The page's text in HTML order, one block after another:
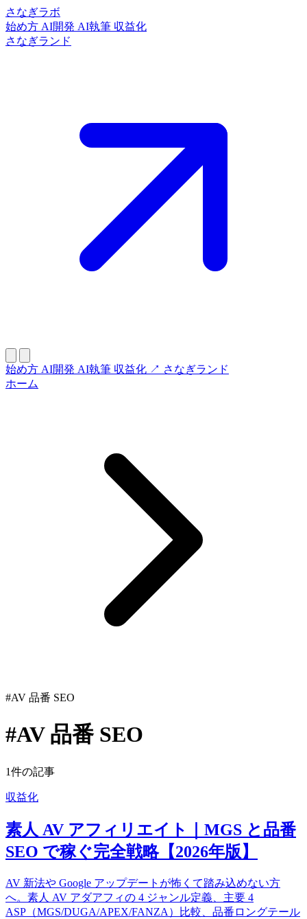
さなぎラボ
始め方 AI開発 AI執筆 収益化
さなぎランド
始め方 AI開発 AI執筆 収益化 ↗ さなぎランド
ホーム
#AV 品番 SEO
#AV 品番 SEO
1件の記事
収益化
素人 AV アフィリエイト｜MGS と品番
SEO で稼ぐ完全戦略【2026年版】
AV 新法や Google アップデートが怖くて踏み込めない方
へ。素人 AV アダアフィの 4 ジャンル定義、主要 4
ASP（MGS/DUGA/APEX/FANZA）比較、品番ロングテール